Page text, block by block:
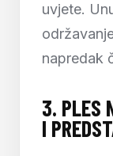
uvjete.
napredak
3. PLES
I